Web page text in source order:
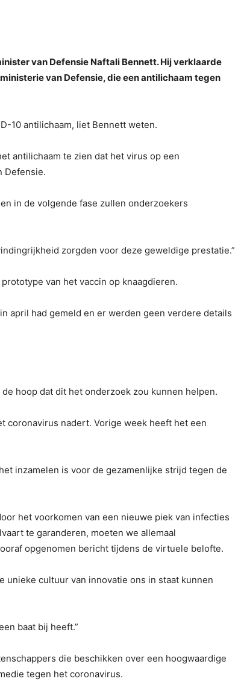
van Defensie Naftali Bennett. Hij verklaarde
van Defensie, die een antilichaam tegen
10 antilichaam, liet Bennett weten.
antilichaam te zien dat het virus op een
Defensie.
in de volgende fase zullen onderzoekers
zorgden voor deze geweldige prestatie.”
van het vaccin op knaagdieren.
april had gemeld en er werden geen verdere details
hoop dat dit het onderzoek zou kunnen helpen.
coronavirus nadert. Vorige week heeft het een
inzamelen is voor de gezamenlijke strijd tegen de
het voorkomen van een nieuwe piek van infecties
te garanderen, moeten we allemaal
opgenomen bericht tijdens de virtuele belofte.
cultuur van innovatie ons in staat kunnen
baat bij heeft.”
die beschikken over een hoogwaardige
tegen het coronavirus.